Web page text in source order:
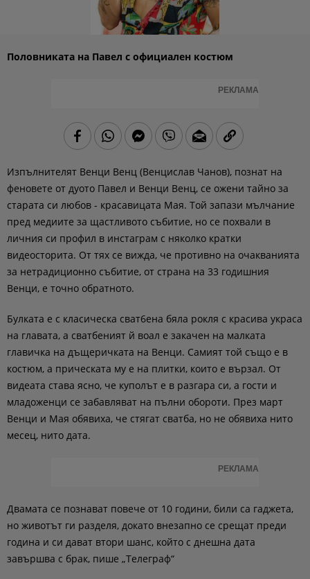
Половниката на Павел с официален костюм
РЕКЛАМА
Изпълнителят Венци Венц (Венцислав Чанов), познат на
феновете от дуото Павел и Венци Венц, се ожени тайно за
старата си любов - красавицата Мая. Той запази мълчание
пред медиите за щастливото събитие, но се похвали в
личния си профил в инстаграм с няколко кратки
видеосторита. От тях се вижда, че противно на очакванията
за нетрадиционно събитие, от страна на 33 годишния
Венци, е точно обратното.
Булката е с класическа сват6ена бяла рокля с красива украса
на главата, а сватбеният й воал е закачен на малката
главичка на дъщеричката на Венци. Самият той също е в
костюм, а прическата му е на плитки, които е вързал. От
видеата става ясно, че куполът е в разгара си, а гости и
младоженци се забавляват на пълни обороти. През март
Венци и Мая обявиха, че стягат сватба, но не обявиха нито
месец, нито дата.
РЕКЛАМА
Двамата се познават повече от 10 години, били са гаджета,
но животът ги разделя, докато внезапно се срещат преди
година и си дават втори шанс, който с днешна дата
завършва с брак, пише „Телеграф“